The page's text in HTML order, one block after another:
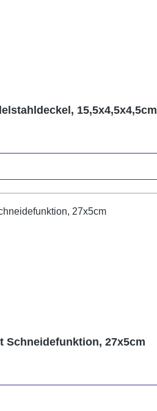
15,5x4,5x4,5cm
Schneidefunktion, 27x5cm